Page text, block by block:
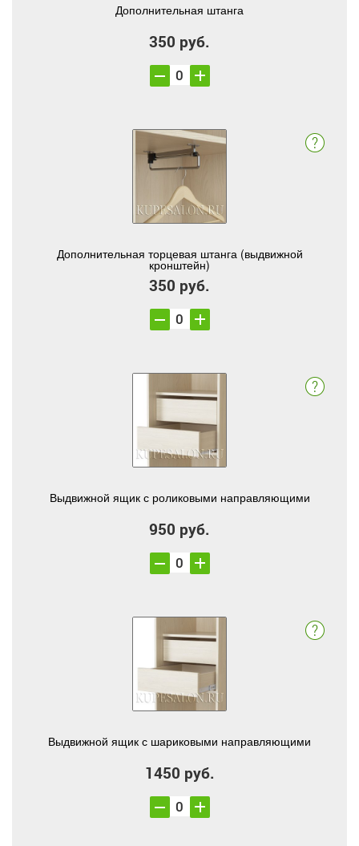
Дополнительная штанга
350 руб.
Дополнительная торцевая штанга (выдвижной
кронштейн)
350 руб.
Выдвижной ящик с роликовыми направляющими
950 руб.
Выдвижной ящик с шариковыми направляющими
1450 руб.